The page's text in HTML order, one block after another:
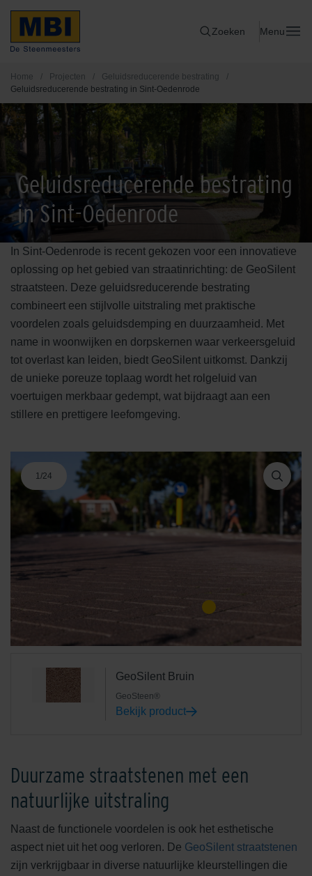
Zoeken Menu
Home / Projecten / Geluidsreducerende bestrating
/
Geluidsreducerende bestrating in Sint-Oedenrode
Geluidsreducerende bestrating
in Sint-Oedenrode
In Sint-Oedenrode is recent gekozen voor een innovatieve
oplossing op het gebied van straatinrichting: de GeoSilent
straatsteen. Deze geluidsreducerende bestrating
combineert een stijlvolle uitstraling met praktische
voordelen zoals geluidsdemping en duurzaamheid. Met
name in woonwijken en dorpskernen waar verkeersgeluid
tot overlast kan leiden, biedt GeoSilent uitkomst. Dankzij
de unieke poreuze toplaag wordt het rolgeluid van
voertuigen merkbaar gedempt, wat bijdraagt aan een
stillere en prettigere leefomgeving.
1/24
GeoSilent Bruin
GeoSteen®
Bekijk product
Duurzame straatstenen met een
natuurlijke uitstraling
Naast de functionele voordelen is ook het esthetische
aspect niet uit het oog verloren. De GeoSilent straatstenen
zijn verkrijgbaar in diverse natuurlijke kleurstellingen die